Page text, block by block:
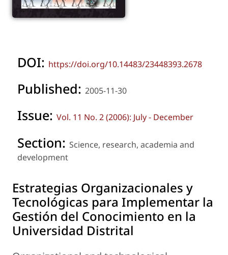
DOI: https://doi.org/10.14483/23448393.2678
Published: 2005-11-30
Issue: Vol. 11 No. 2 (2006): July - December
Section: Science, research, academia and
development
Estrategias Organizacionales y
Tecnológicas para Implementar la
Gestión del Conocimiento en la
Universidad Distrital